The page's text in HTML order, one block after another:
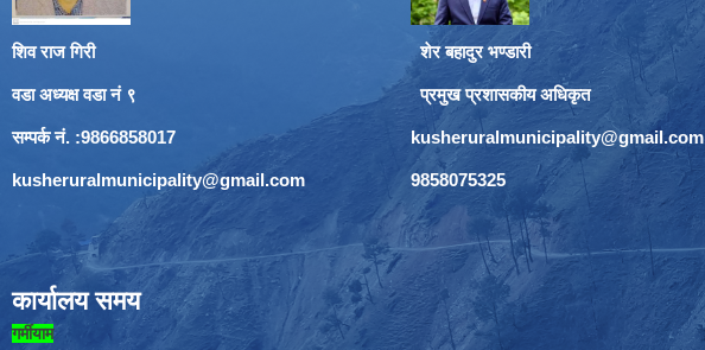
शिव राज गिरी
वडा अध्यक्ष वडा नं ९
सम्पर्क नं. :9866858017
kusheruralmunicipality@gmail.com
कार्यालय समय
गर्मीयाम
शेर बहादुर भण्डारी
प्रमुख प्रशासकीय अधिकृत
kusheruralmunicipality@gmail.com
9858075325